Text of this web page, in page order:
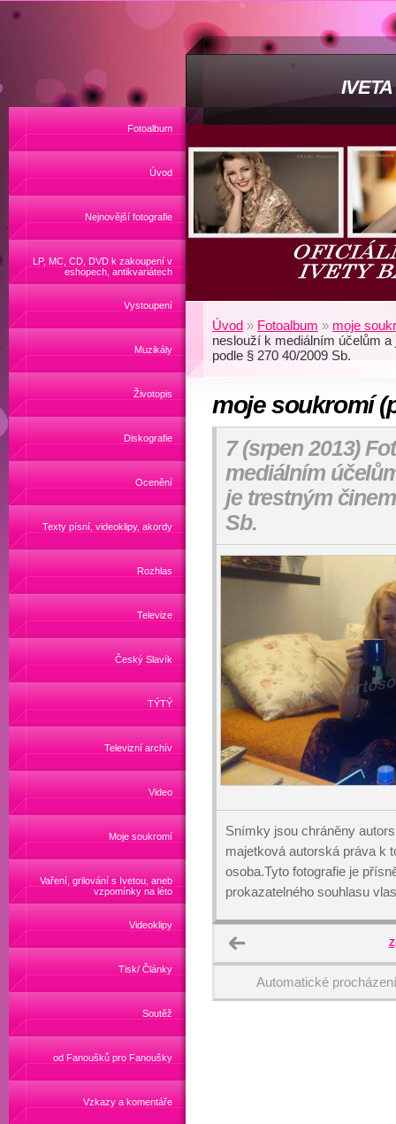
Fotoalbum
Úvod
Nejnovější fotografie
LP, MC, CD, DVD k zakoupení v
eshopech, antikvariátech
Vystoupení
Muzikály
Životopis
Diskografie
Ocenění
Texty písní, videoklipy, akordy
Rozhlas
Televize
Český Slavík
TÝTÝ
Televizní archív
Video
Moje soukromí
Vaření, grilování s Ivetou, aneb
vzpomínky na léto
Videoklipy
Tisk/ Články
Soutěž
od Fanoušků pro Fanoušky
Vzkazy a komentáře
Úvod » Fotoalbum » moje
neslouží k mediálním účelům
podle § 270 40/2009 Sb.
moje soukromí
7 (srpen 2013)
mediálním
je trestným
Sb.
Snímky jsou chráněny
majetková autorská práva k
osoba.Tyto fotografie je
prokazatelného souhlasu
Automatické